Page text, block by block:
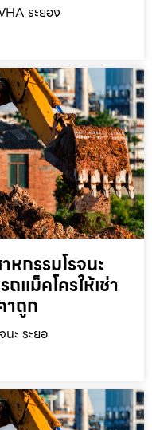
ระยอง
หกรรมโรจนะ
แม็คโครให้เช่า
าถูก
นะ ระยอ